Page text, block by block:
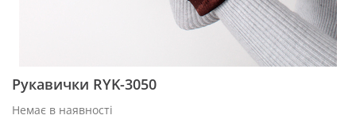
Рукавички RYK-3050
Немає в наявності